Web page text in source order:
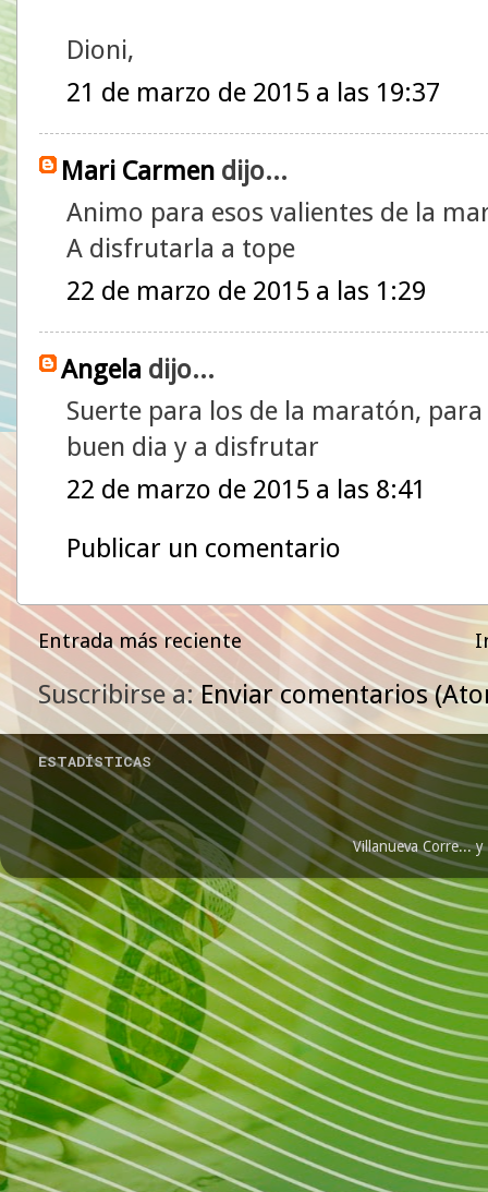
Dioni,
21 de marzo de 2015 a las 19:37
Mari Carmen dijo...
Animo para esos valientes de la
A disfrutarla a tope
22 de marzo de 2015 a las 1:29
Angela dijo...
Suerte para los de la maratón,
buen dia y a disfrutar
22 de marzo de 2015 a las 8:41
Publicar un comentario
Entrada más reciente
Suscribirse a:Enviar comentarios
ESTADÍSTICAS
Villanueva Corre...